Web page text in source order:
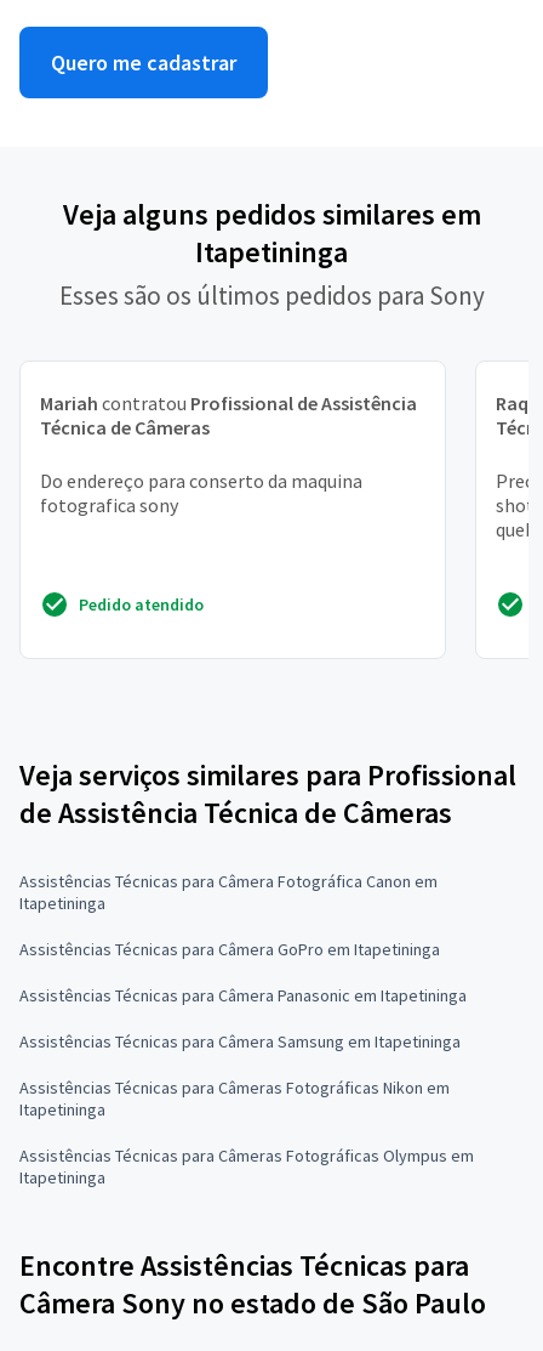
Quero me cadastrar
Veja alguns pedidos similares em
Itapetininga
Esses são os últimos pedidos para Sony
Mariah contratou Profissional de Assistência
Técnica de Câmeras
Do endereço para conserto da maquina
fotografica sony
Pedido atendido
shot
Veja serviços similares para Profissional
de Assistência Técnica de Câmeras
Assistências Técnicas para Câmera Fotográfica Canon em
Itapetininga
Assistências Técnicas para Câmera GoPro em Itapetininga
Assistências Técnicas para Câmera Panasonic em Itapetininga
Assistências Técnicas para Câmera Samsung em Itapetininga
Assistências Técnicas para Câmeras Fotográficas Nikon em
Itapetininga
Assistências Técnicas para Câmeras Fotográficas Olympus em
Itapetininga
Encontre Assistências Técnicas para
Câmera Sony no estado de São Paulo